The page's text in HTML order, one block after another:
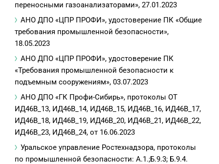
переносными газоанализаторами», 27.01.2023
АНО ДПО «ЦПР ПРОФИ», удостоверение ПК «Общие
требования промышленной безопасности»,
18.05.2023
АНО ДПО «ЦПР ПРОФИ», удостоверение ПК
«Требования промышленной безопасности к
подъемным сооружениям», 03.07.2023
АНО ДПО «ГК Профи-Сибирь», протоколы ОТ
ИД46В_13, ИД46В_14, ИД46В_15, ИД46В_16, ИД46В_17,
ИД46В_18, ИД46В_19, ИД46В_20, ИД46В_21, ИД46В_22,
ИД46В_23, ИД46В_24, от 16.06.2023
Уральское управление Ростехнадзора, протоколы
по промышленной безопасности: А.1.;Б.9.3; Б.9.4.